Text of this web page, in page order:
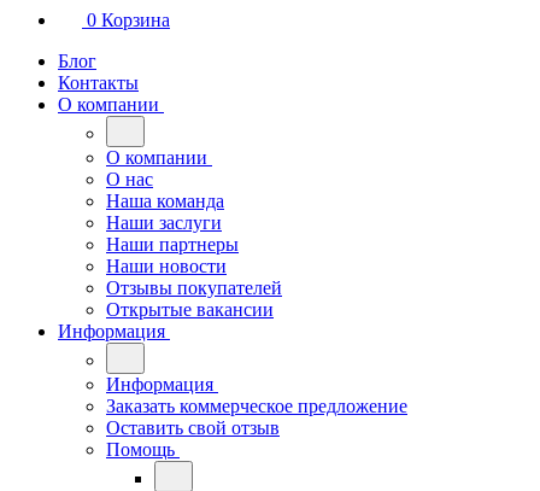
0 Корзина
Блог
Контакты
О компании
О компании
О нас
Наша команда
Наши заслуги
Наши партнеры
Наши новости
Отзывы покупателей
Открытые вакансии
Информация
Информация
Заказать коммерческое предложение
Оставить свой отзыв
Помощь